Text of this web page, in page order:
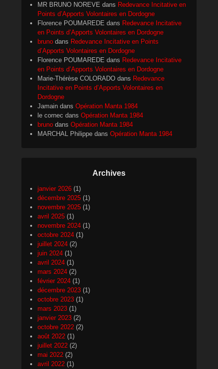
MR BRUNO NOREVE dans Redevance Incitative en
Points d’Apports Volontaires en Dordogne
Florence POUMAREDE dans Redevance Incitative
en Points d’Apports Volontaires en Dordogne
bruno dans Redevance Incitative en Points
d’Apports Volontaires en Dordogne
Florence POUMAREDE dans Redevance Incitative
en Points d’Apports Volontaires en Dordogne
Marie-Thérèse COLORADO dans Redevance
Incitative en Points d’Apports Volontaires en
Dordogne
Jamain dans Opération Manta 1984
le cornec dans Opération Manta 1984
bruno dans Opération Manta 1984
MARCHAL Philippe dans Opération Manta 1984
Archives
janvier 2026 (1)
décembre 2025 (1)
novembre 2025 (1)
avril 2025 (1)
novembre 2024 (1)
octobre 2024 (1)
juillet 2024 (2)
juin 2024 (1)
avril 2024 (1)
mars 2024 (2)
février 2024 (1)
décembre 2023 (1)
octobre 2023 (1)
mars 2023 (1)
janvier 2023 (2)
octobre 2022 (2)
août 2022 (1)
juillet 2022 (2)
mai 2022 (2)
avril 2022 (1)